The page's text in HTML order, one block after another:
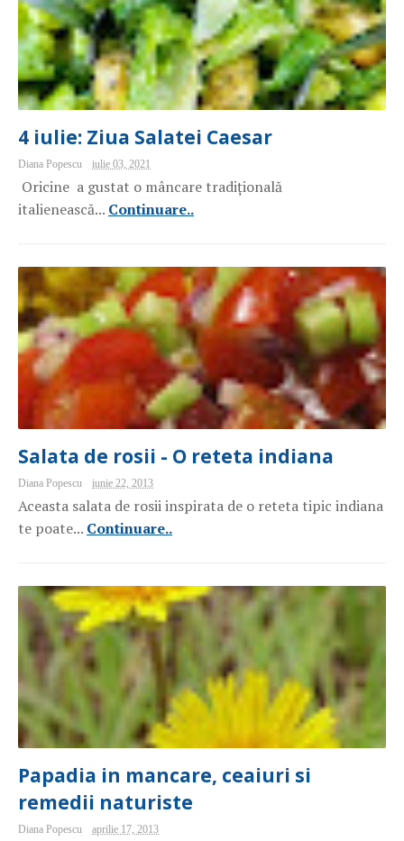
4 iulie: Ziua Salatei Caesar
Diana Popescu iulie 03, 2021
Oricine a gustat o mâncare tradițională
italienească... Continuare..
Salata de rosii - O reteta indiana
Diana Popescu iunie 22, 2013
Aceasta salata de rosii inspirata de o reteta tipic indiana
te poate... Continuare..
Papadia in mancare, ceaiuri si
remedii naturiste
Diana Popescu aprilie 17, 2013